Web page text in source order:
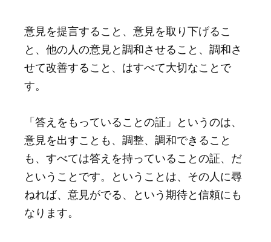
意見を提言すること、意見を取り下げるこ
と、他の人の意見と調和させること、調和さ
せて改善すること、はすべて大切なことで
す。
「答えをもっていることの証」というのは、
意見を出すことも、調整、調和できること
も、すべては答えを持っていることの証、だ
ということです。ということは、その人に尋
ねれば、意見がでる、という期待と信頼にも
なります。